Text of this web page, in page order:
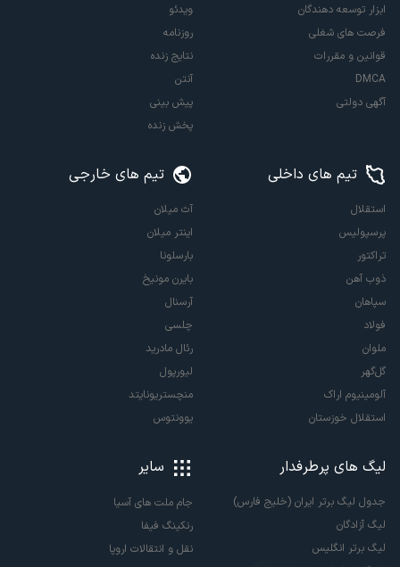
ابزار توسعه دهندگان
فرصت های شغلی
قوانین و مقررات
DMCA
آگهی دولتی
ویدئو
روزنامه
نتایج زنده
آنتن
پیش بینی
پخش زنده
تیم های داخلی
استقلال
پرسپولیس
تراکتور
ذوب آهن
سپاهان
فولاد
ملوان
گل‌گهر
آلومینیوم اراک
استقلال خوزستان
تیم های خارجی
آث میلان
اینتر میلان
بارسلونا
بایرن مونیخ
آرسنال
چلسی
رئال مادرید
لیورپول
منچستریونایتد
یوونتوس
لیگ های پرطرفدار
جدول لیگ برتر ایران (خلیج فارس)
لیگ آزادگان
لیگ برتر انگلیس
سایر
جام ملت های آسیا
رنکینگ فیفا
نقل و انتقالات اروپا